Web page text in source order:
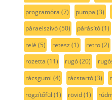
programóra (7) pumpa (3)
páraelszívó(50) párásító(1)
relé (5) retesz (1) retro(2)
rozetta (11) rugó(20)
rácsgumi (4) rácstartó(3)
rögzítőfül (1) rövid(1)